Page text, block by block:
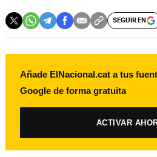
SEGUIR EN
Añade ElNacional.cat a tus
Google de forma gratuita
ACTIVAR